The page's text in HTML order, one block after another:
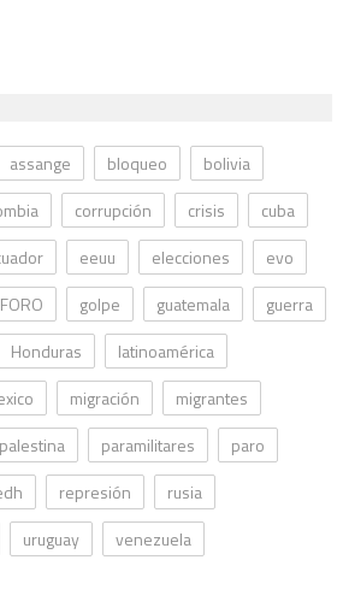
assange bloqueo
bolivia
corrupción crisis
cuba
eeuu elecciones
evo
FORO golpe guatemala
guerra
Honduras
latinoamérica
migración
migrantes
palestina paramilitares
paro
represión
rusia
uruguay venezuela